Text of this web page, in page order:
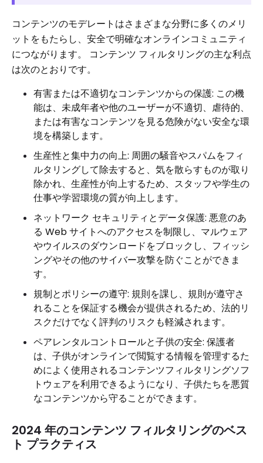
コンテンツのモデレートはさまざまな分野に多くのメリ
ットをもたらし、安全で明確なオンラインコミュニティ
につながります。 コンテンツ フィルタリングの主な利点
は次のとおりです。
有害または不適切なコンテンツからの保護: この機
能は、未成年者や他のユーザーが不適切、虐待的、
または有害なコンテンツを見る危険がない安全な環
境を構築します。
生産性と集中力の向上: 周囲の騒音やスパムをフィ
ルタリングして除去すると、気を散らすものが取り
除かれ、生産性が向上するため、スタッフや学生の
仕事や学習環境の質が向上します。
ネットワーク セキュリティとデータ保護: 悪意のあ
る Web サイトへのアクセスを制限し、マルウェア
やウイルスのダウンロードをブロックし、フィッシ
ングやその他のサイバー攻撃を防ぐことができま
す。
規制とポリシーの遵守: 規則を課し、規則が遵守さ
れることを保証する機会が提供されるため、法的リ
スクだけでなく評判のリスクも軽減されます。
ペアレンタルコントロールと子供の安全: 保護者
は、子供がオンラインで閲覧する情報を管理するた
めによく使用されるコンテンツフィルタリングソフ
トウェアを利用できるようになり、子供たちを悪質
なコンテンツから守ることができます。
2024 年のコンテンツ フィルタリングのベス
ト プラクティス